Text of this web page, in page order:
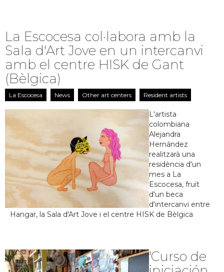
La Escocesa col·labora amb la
Sala d'Art Jove en un intercanvi
amb el centre HISK de Gant
(Bèlgica)
La Escocesa News Other art centers Resident artists
L'artista
colombiana
Alejandra
Hernández
realitzarà una
residència d'un
mes a La
Escocesa, fruït
d'un beca
d'intercanvi entre
Hangar, la Sala d'Art Jove i el centre HISK de Bèlgica
'Curso de